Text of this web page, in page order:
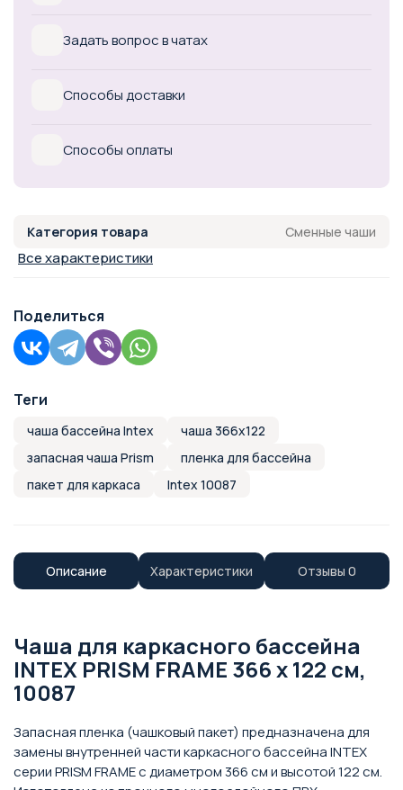
Задать вопрос в чатах
Способы доставки
Способы оплаты
Категория товара Сменные чаши
Все характеристики
Поделиться
Теги
чаша бассейна Intex
чаша 366x122
запасная чаша Prism
пленка для бассейна
пакет для каркаса
Intex 10087
Описание Характеристики Отзывы 0
Чаша для каркасного бассейна
INTEX PRISM FRAME 366 х 122 см,
10087
Запасная пленка (чашковый пакет) предназначена для
замены внутренней части каркасного бассейна INTEX
серии PRISM FRAME с диаметром 366 см и высотой 122 см.